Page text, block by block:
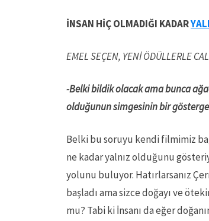
İNSAN HİÇ OLMADIĞI KADAR
EMEL SEÇEN, YENİ ÖDÜLLERLE
-Belki bildik olacak ama bunca
olduğunun simgesinin bir
Belki bu soruyu kendi filmimiz
ne kadar yalnız olduğunu
yolunu buluyor. Hatırlarsanız
başladı ama sizce doğayı ve
mu? Tabi ki İnsanı da eğer